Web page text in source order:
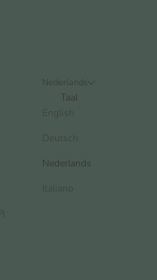
Nederlands
Taal
English
Deutsch
Nederlands
Italiano